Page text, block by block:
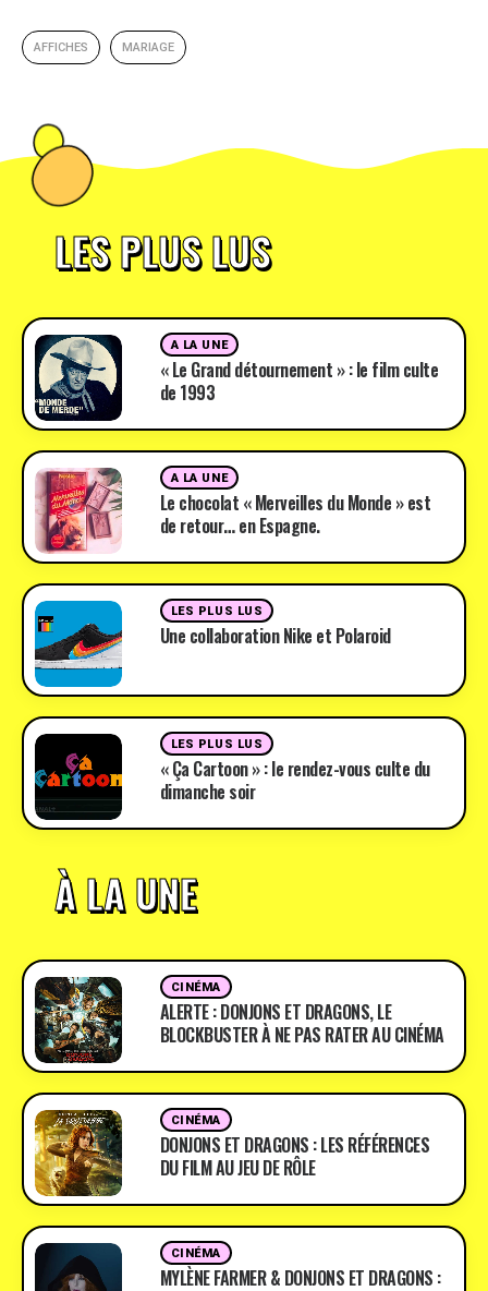
AFFICHES MARIAGE
LES PLUS LUS
A LA UNE
« Le Grand détournement » : le film culte
de 1993
A LA UNE
Le chocolat « Merveilles du Monde » est
de retour… en Espagne.
LES PLUS LUS
Une collaboration Nike et Polaroid
LES PLUS LUS
« Ça Cartoon » : le rendez-vous culte du
dimanche soir
À LA UNE
CINÉMA
ALERTE : DONJONS ET DRAGONS, LE
BLOCKBUSTER À NE PAS RATER AU CINÉMA
CINÉMA
DONJONS ET DRAGONS : LES RÉFÉRENCES
DU FILM AU JEU DE RÔLE
CINÉMA
MYLÈNE FARMER & DONJONS ET DRAGONS :